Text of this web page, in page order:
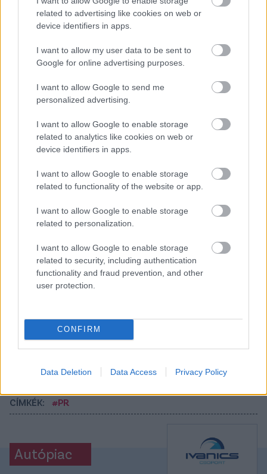
related to advertising like cookies on web or
device identifiers in apps.
I want to allow my user data to be sent to
Google for online advertising purposes.
I want to allow Google to send me
personalized advertising.
I want to allow Google to enable storage
related to analytics like cookies on web or
device identifiers in apps.
I want to allow Google to enable storage
related to functionality of the website or app.
I want to allow Google to enable storage
related to personalization.
I want to allow Google to enable storage
related to security, including authentication
functionality and fraud prevention, and other
user protection.
CONFIRM
Data Deletion Data Access Privacy Policy
Kinek ideális választás a kerti kézikocsi?
A kerti kézikocsi nem csupán a hobbikertészek és
családi házak tulajdonosainak lehet hasznos társ az
udvaron. Azok a mezőgazdasági termelők, akik
gyakran dolgoznak földeken, sok időt és energiát
spórolhatnak meg. De az építkezési munkálatok
nehéz anyagokat kell mozgatni, mint például
cementet vagy téglát.
Gondolj bele, milyen könnyebbség jelentkezik egy
nagyobb kert fenntartása során is, ha nem kell
minden alkalommal kézzel cipelni az összes
szükséges cuccot. A kertészeti cégek és
parkfenntartók szintén jelentős előnyöket
különösen, ha nagyobb területeken dolgoznak.
Tetszett a cikk? Megosztanád?
Link másolása Email küldés
CÍMKÉK: #PR
Autópiac